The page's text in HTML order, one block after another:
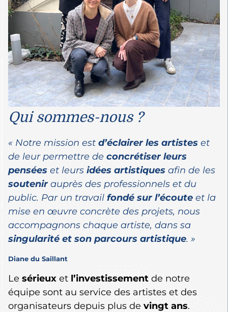
Qui sommes-nous ?
« Notre mission est d’éclairer les artistes et
de leur permettre de concrétiser leurs
pensées et leurs idées artistiques afin de les
soutenirauprès des professionnels et du
public. Par un travail fondé sur l’écoute et la
mise en œuvre concrète des projets, nous
accompagnons chaque artiste, dans sa
singularité et son parcours artistique. »
Diane du Saillant
Le sérieux et l’investissement de notre
équipe sont au service des artistes et des
organisateurs depuis plus de vingt ans.